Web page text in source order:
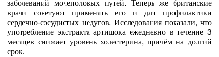
заболеваний мочеполовых путей. Теперь же британские
врачи советуют применять его и для профилактики
сердечно-сосудистых недугов. Исследования показали, что
употребление экстракта артишока ежедневно в течение 3
месяцев снижает уровень холестерина, причём на долгий
срок.